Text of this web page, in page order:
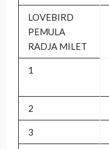
LOVEBIRD
PEMULA
RADJA MILET
1
2
3